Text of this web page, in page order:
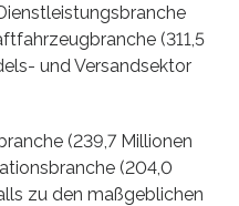
(311,5
und Versandsektor
(239,7 Millionen
(204,0
zu den maßgeblichen